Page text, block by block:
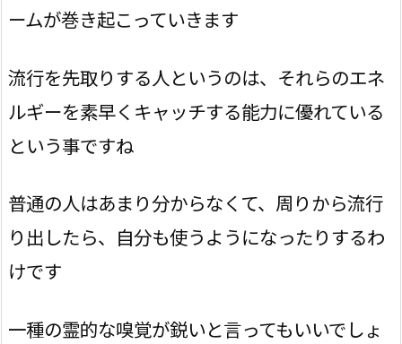
ームが巻き起こっていきます
流行を先取りする人というのは、それらのエネ
ルギーを素早くキャッチする能力に優れている
という事ですね
普通の人はあまり分からなくて、周りから流行
り出したら、自分も使うようになったりするわ
けです
一種の霊的な嗅覚が鋭いと言ってもいいでしょ